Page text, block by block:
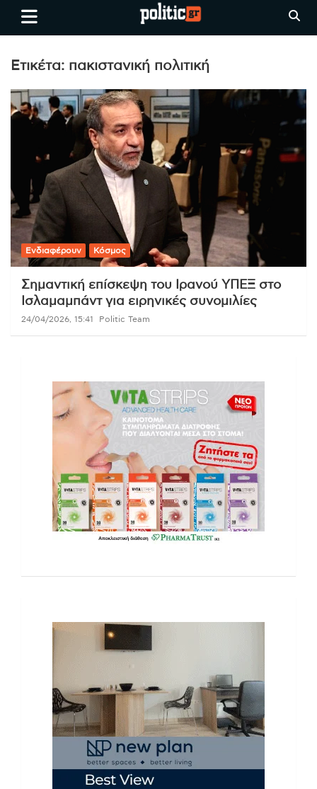
Skip
Ειδήσεις απο τη
Θεσσαλονίκη, την Ελλάδα και
όλο τον Κόσμο
politic.gr
Ετικέτα: πακιστανική πολιτική
Ενδιαφέρουν Κόσμος
Σημαντική επίσκεψη του Ιρανού ΥΠΕΞ στο
Ισλαμαμπάντ για ειρηνικές συνομιλίες
24/04/2026, 15:41 Politic Team